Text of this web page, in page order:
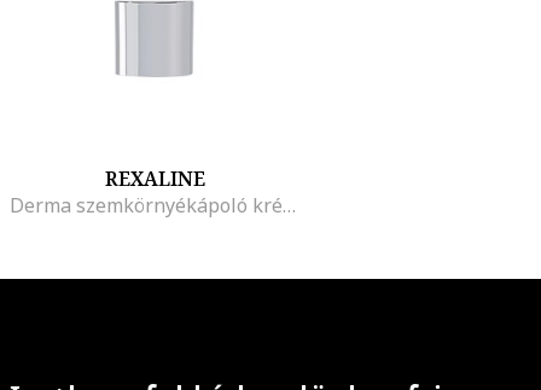
REXALINE
Derma szemkörnyékápoló krém, 15 ml